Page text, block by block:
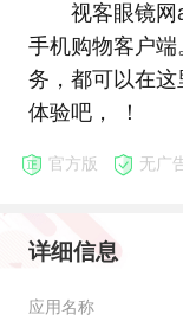
视客眼镜网
手机购物客户
务，都可以在
体验吧， ！
官方版 无广
详细信息
应用名称